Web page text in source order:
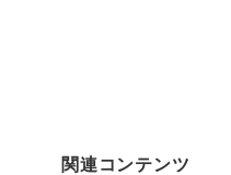
関連コンテンツ